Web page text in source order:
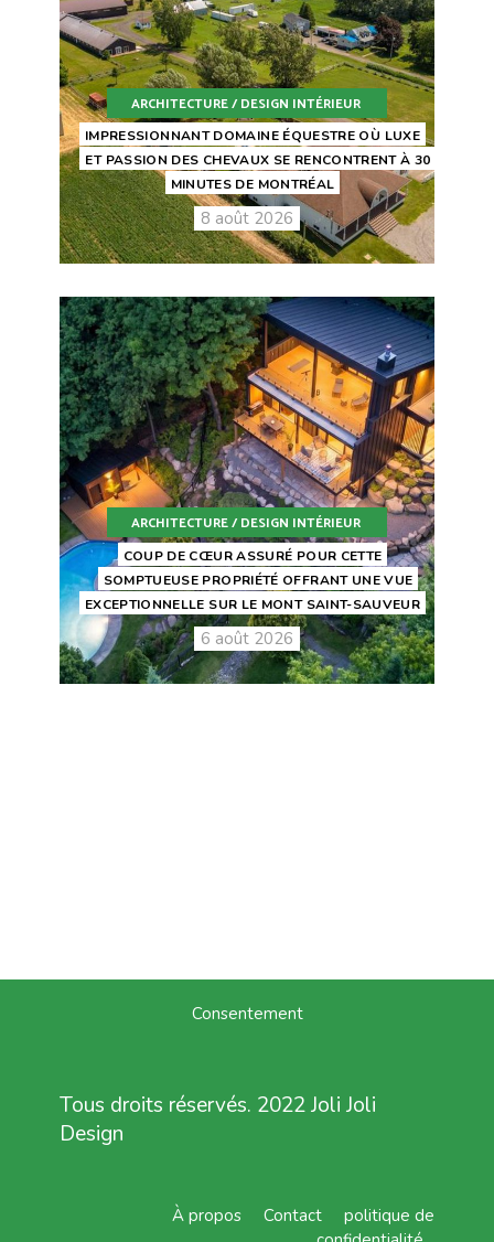
ARCHITECTURE / DESIGN INTÉRIEUR
IMPRESSIONNANT DOMAINE ÉQUESTRE OÙ LUXE
ET PASSION DES CHEVAUX SE RENCONTRENT À 30
MINUTES DE MONTRÉAL
8 août 2026
ARCHITECTURE / DESIGN INTÉRIEUR
COUP DE CŒUR ASSURÉ POUR CETTE
SOMPTUEUSE PROPRIÉTÉ OFFRANT UNE VUE
EXCEPTIONNELLE SUR LE MONT SAINT-SAUVEUR
6 août 2026
Consentement
Tous droits réservés. 2022 Joli Joli
Design
À propos Contact
politique de